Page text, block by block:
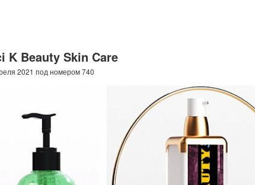
K Beauty Skin Care
2021 под номером 740